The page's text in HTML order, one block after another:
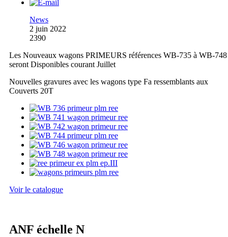
News
2 juin 2022
2390
Les Nouveaux wagons PRIMEURS références WB-735 à WB-748
seront Disponibles courant Juillet
Nouvelles gravures avec les wagons type Fa ressemblants aux
Couverts 20T
Voir le catalogue
ANF échelle N